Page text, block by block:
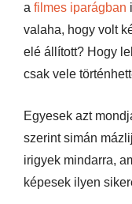
a filmes iparágban
valaha, hogy volt
elé állított? Hogy
csak vele
Egyesek azt
szerint simán
irigyek mindarra,
képesek ilyen